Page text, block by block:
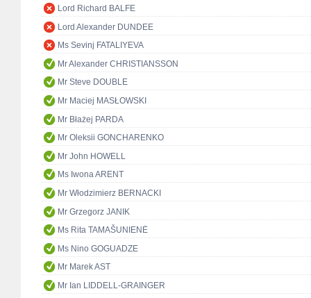
Lord Richard BALFE
Lord Alexander DUNDEE
Ms Sevinj FATALIYEVA
Mr Alexander CHRISTIANSSON
Mr Steve DOUBLE
Mr Maciej MASŁOWSKI
Mr Błażej PARDA
Mr Oleksii GONCHARENKO
Mr John HOWELL
Ms Iwona ARENT
Mr Włodzimierz BERNACKI
Mr Grzegorz JANIK
Ms Rita TAMAŠUNIENĖ
Ms Nino GOGUADZE
Mr Marek AST
Mr Ian LIDDELL-GRAINGER